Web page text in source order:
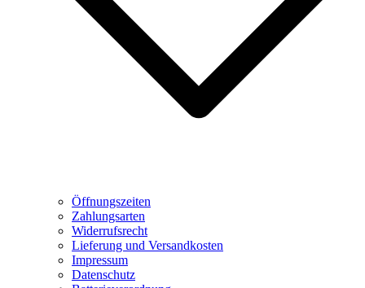
Öffnungszeiten
Zahlungsarten
Widerrufsrecht
Lieferung und Versandkosten
Impressum
Datenschutz